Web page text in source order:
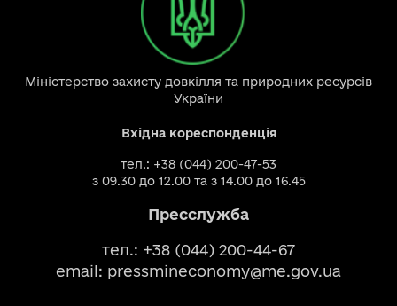
Міністерство захисту довкілля та природних ресурсів
України
Вхідна кореспонденція
тел.: +38 (044) 200-47-53
з 09.30 до 12.00 та з 14.00 до 16.45
Пресслужба
тел.: +38 (044) 200-44-67
email: pressmineconomy@me.gov.ua